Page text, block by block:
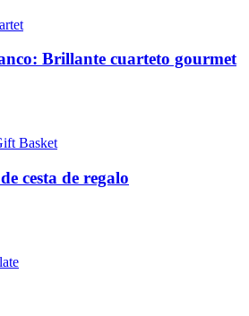
Brillante cuarteto gourmet
cesta de regalo